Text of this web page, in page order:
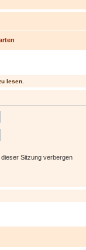
lesen.
Sitzung verbergen